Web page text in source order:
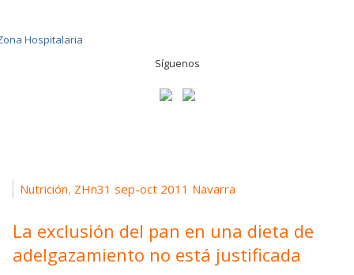
Síguenos
Nutrición, ZHn31 sep-oct 2011 Navarra
La exclusión del pan en una dieta de
adelgazamiento no está justificada